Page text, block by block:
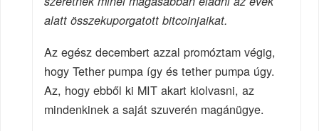
alatt összekuporgatott bitcoinjaikat.
Az egész decembert azzal promóztam végig,
hogy Tether pumpa így és tether pumpa úgy.
Az, hogy ebből ki MIT akart kiolvasni, az
mindenkinek a saját szuverén magánügye.